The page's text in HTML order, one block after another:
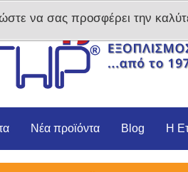
Νέα προϊόντα Blog Η
να σας προσφέρει την